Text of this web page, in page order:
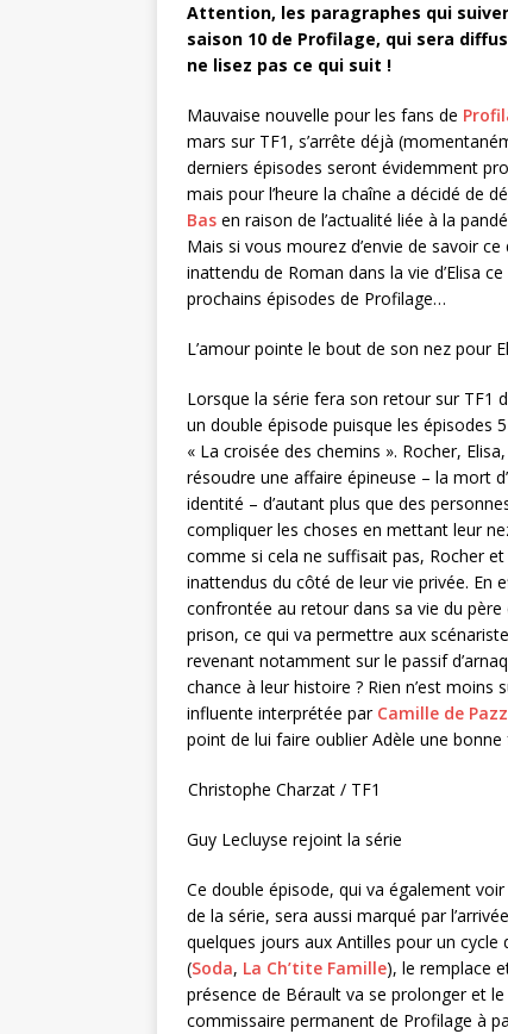
Attention, les paragraphes qui
saison 10 de Profilage, qui sera
ne lisez pas ce qui suit !
Mauvaise nouvelle pour les fans de
mars sur TF1, s’arrête déjà
derniers épisodes seront évidemment
mais pour l’heure la chaîne a décidé de
Bas en raison de l’actualité liée à la
Mais si vous mourez d’envie de savoir
inattendu de Roman dans la vie d’Elisa
prochains épisodes de Profilage…
L’amour pointe le bout de son nez pour
Lorsque la série fera son retour sur TF1
un double épisode puisque les épisodes
« La croisée des chemins ». Rocher,
résoudre une affaire épineuse – la mort
identité – d’autant plus que des
compliquer les choses en mettant leur
comme si cela ne suffisait pas, Rocher
inattendus du côté de leur vie privée. En
confrontée au retour dans sa vie du père
prison, ce qui va permettre aux
revenant notamment sur le passif
chance à leur histoire ? Rien n’est
influente interprétée par Camille de
point de lui faire oublier Adèle une
Christophe Charzat / TF1
Guy Lecluyse rejoint la série
Ce double épisode, qui va également
de la série, sera aussi marqué par
quelques jours aux Antilles pour un
(Soda, La Ch’tite Famille), le remplace
présence de Bérault va se prolonger et
commissaire permanent de Profilage à